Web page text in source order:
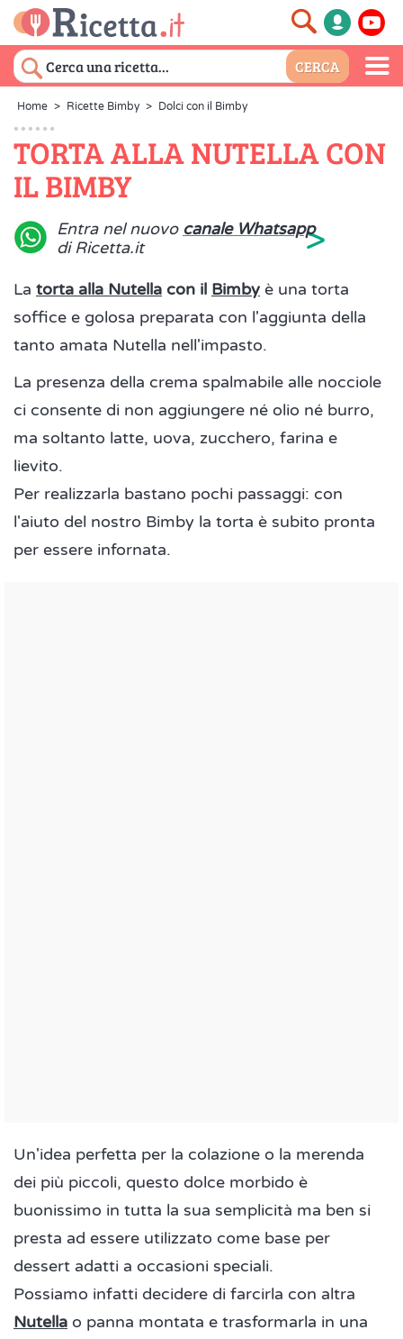
Home > Ricette Bimby > Dolci con il Bimby
TORTA ALLA NUTELLA CON
IL BIMBY
Entra nel nuovo canale Whatsapp
di Ricetta.it
>
La torta alla Nutella con il Bimby è una torta
soffice e golosa preparata con l'aggiunta della
tanto amata Nutella nell'impasto.
La presenza della crema spalmabile alle nocciole
ci consente di non aggiungere né olio né burro,
ma soltanto latte, uova, zucchero, farina e
lievito.
Per realizzarla bastano pochi passaggi: con
l'aiuto del nostro Bimby la torta è subito pronta
per essere infornata.
Un'idea perfetta per la colazione o la merenda
dei più piccoli, questo dolce morbido è
buonissimo in tutta la sua semplicità ma ben si
presta ad essere utilizzato come base per
dessert adatti a occasioni speciali.
Possiamo infatti decidere di farcirla con altra
Nutella o panna montata e trasformarla in una